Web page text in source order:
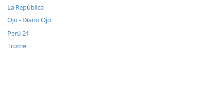
La República
Ojo - Diario Ojo
Perú 21
Trome